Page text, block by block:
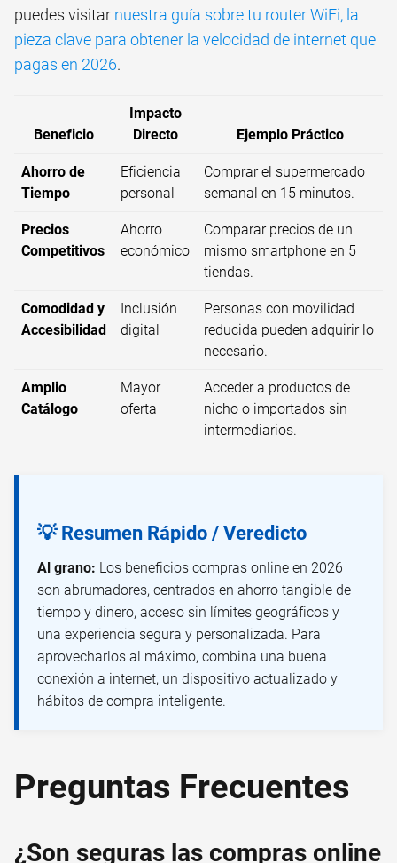
puedes visitar nuestra guía sobre tu router WiFi, la
pieza clave para obtener la velocidad de internet que
pagas en 2026.
Beneficio
Impacto
Directo
Ejemplo Práctico
Ahorro de
Tiempo
Eficiencia
personal
Comprar el supermercado
semanal en 15 minutos.
Precios
Competitivos
Ahorro
económico
Comparar precios de un
mismo smartphone en 5
tiendas.
Comodidad y
Accesibilidad
Inclusión
digital
Personas con movilidad
reducida pueden adquirir lo
necesario.
Amplio
Catálogo
Mayor
oferta
Acceder a productos de
nicho o importados sin
intermediarios.
💡 Resumen Rápido / Veredicto
Al grano: Los beneficios compras online en 2026
son abrumadores, centrados en ahorro tangible de
tiempo y dinero, acceso sin límites geográficos y
una experiencia segura y personalizada. Para
aprovecharlos al máximo, combina una buena
conexión a internet, un dispositivo actualizado y
hábitos de compra inteligente.
Preguntas Frecuentes
¿Son seguras las compras online